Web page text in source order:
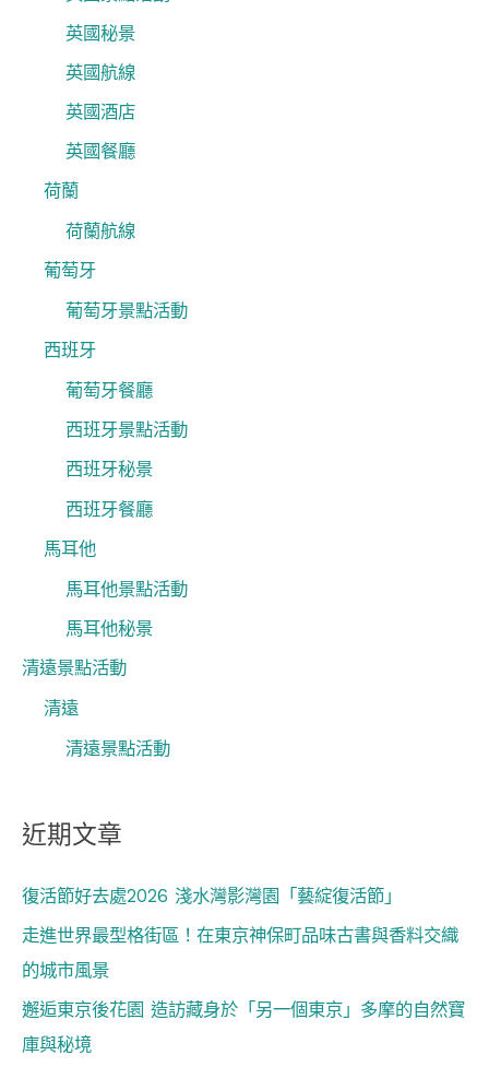
英國秘景
英國航線
英國酒店
英國餐廳
荷蘭
荷蘭航線
葡萄牙
葡萄牙景點活動
西班牙
葡萄牙餐廳
西班牙景點活動
西班牙秘景
西班牙餐廳
馬耳他
馬耳他景點活動
馬耳他秘景
清遠景點活動
清遠
清遠景點活動
近期文章
復活節好去處2026 淺水灣影灣園「藝綻復活節」
走進世界最型格街區！在東京神保町品味古書與香料交織
的城市風景
邂逅東京後花園 造訪藏身於「另一個東京」多摩的自然寶
庫與秘境